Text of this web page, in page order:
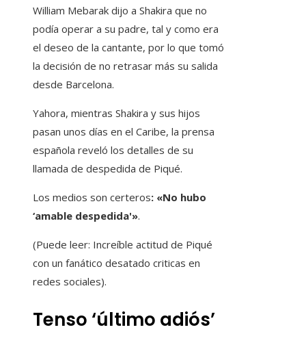
William Mebarak dijo a Shakira que no
podía operar a su padre, tal y como era
el deseo de la cantante, por lo que tomó
la decisión de no retrasar más su salida
desde Barcelona.
Yahora, mientras Shakira y sus hijos
pasan unos días en el Caribe, la prensa
española reveló los detalles de su
llamada de despedida de Piqué.
Los medios son certeros: «No hubo
‘amable despedida'».
(Puede leer: Increíble actitud de Piqué
con un fanático desatado criticas en
redes sociales).
Tenso ‘último adiós’